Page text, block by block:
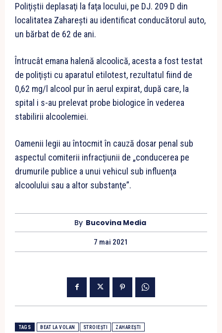
Poliţiştii deplasaţi la faţa locului, pe DJ. 209 D din
localitatea Zaharești au identificat conducătorul auto,
un bărbat de 62 de ani.
Întrucât emana halenă alcoolică, acesta a fost testat
de poliţişti cu aparatul etilotest, rezultatul fiind de
0,62 mg/l alcool pur în aerul expirat, după care, la
spital i s-au prelevat probe biologice în vederea
stabilirii alcoolemiei.
Oamenii legii au întocmit în cauză dosar penal sub
aspectul comiterii infracţiunii de „conducerea pe
drumurile publice a unui vehicul sub influenţa
alcoolului sau a altor substanţe”.
By Bucovina Media
7 mai 2021
TAGS BEAT LA VOLAN STROIEȘTI ZAHAREȘTI